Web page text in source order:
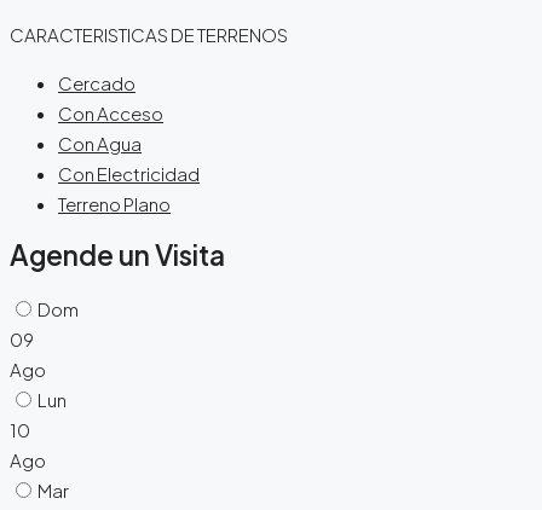
CARACTERISTICAS DE TERRENOS
Cercado
Con Acceso
Con Agua
Con Electricidad
Terreno Plano
Agende un Visita
Dom
09
Ago
Lun
10
Ago
Mar